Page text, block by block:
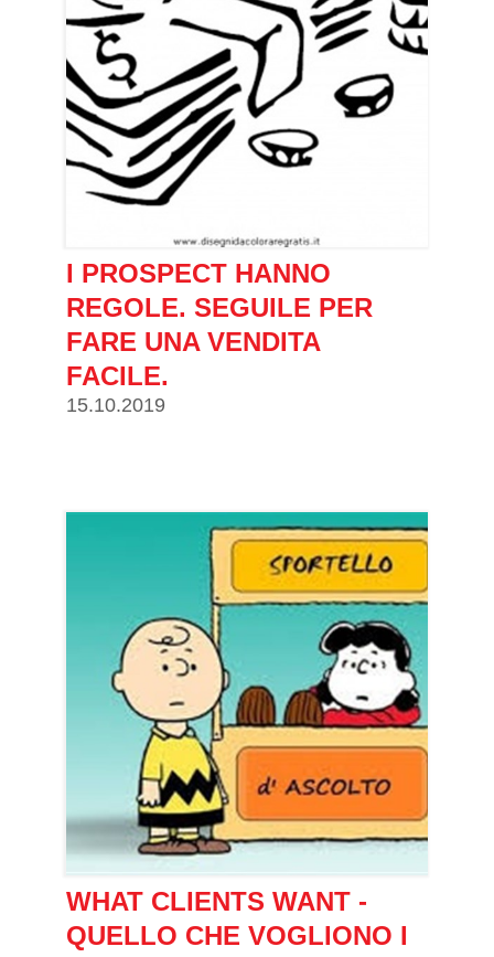
I PROSPECT HANNO
REGOLE. SEGUILE PER
FARE UNA VENDITA
FACILE.
15.10.2019
WHAT CLIENTS WANT -
QUELLO CHE VOGLIONO I